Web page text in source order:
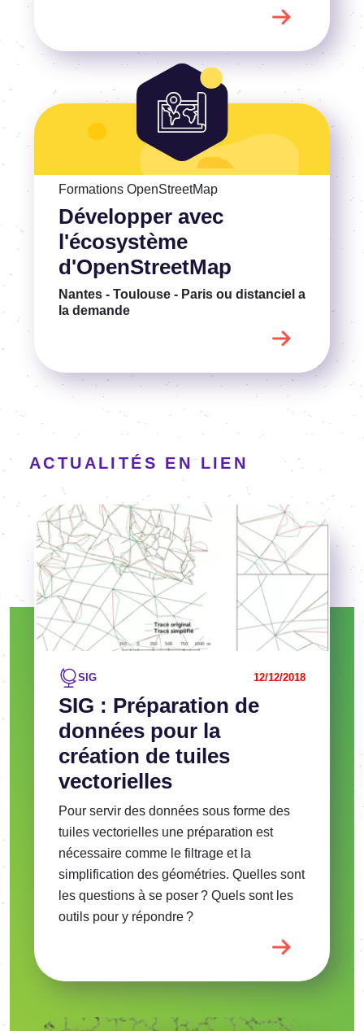
Formations OpenStreetMap
Développer avec
l'écosystème
d'OpenStreetMap
Nantes - Toulouse - Paris ou distanciel a
la demande
Voir la Développer avec l'écosystème d'OpenStreetMap
ACTUALITÉS EN LIEN
SIG : Préparation de
données pour la
création de tuiles
vectorielles
SIG 12/12/2018
Pour servir des données sous forme des
tuiles vectorielles une préparation est
nécessaire comme le filtrage et la
simplification des géométries. Quelles sont
les questions à se poser ? Quels sont les
outils pour y répondre ?
Voir l'article
Image
Image